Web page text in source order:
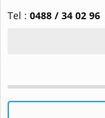
Tel : 0488 / 34 02 96